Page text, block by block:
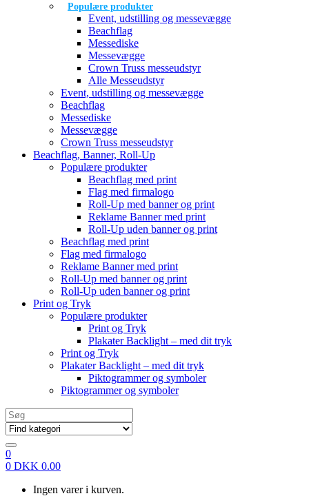
Populære produkter
Event, udstilling og messevægge
Beachflag
Messediske
Messevægge
Crown Truss messeudstyr
Alle Messeudstyr
Event, udstilling og messevægge
Beachflag
Messediske
Messevægge
Crown Truss messeudstyr
Beachflag, Banner, Roll-Up
Populære produkter
Beachflag med print
Flag med firmalogo
Roll-Up med banner og print
Reklame Banner med print
Roll-Up uden banner og print
Beachflag med print
Flag med firmalogo
Reklame Banner med print
Roll-Up med banner og print
Roll-Up uden banner og print
Print og Tryk
Populære produkter
Print og Tryk
Plakater Backlight – med dit tryk
Print og Tryk
Plakater Backlight – med dit tryk
Piktogrammer og symboler
Piktogrammer og symboler
Search
for:
0
0 DKK 0.00
Ingen varer i kurven.